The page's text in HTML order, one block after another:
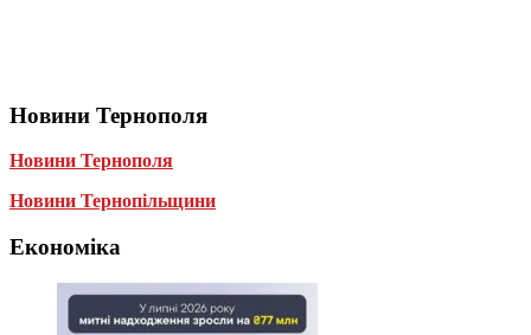
Новини Тернополя
Новини Тернополя
Новини Тернопільщини
Економіка